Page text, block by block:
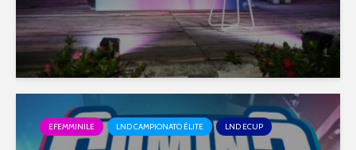
EFEMMINILE LND CAMPIONATO ÉLITE LND ECUP